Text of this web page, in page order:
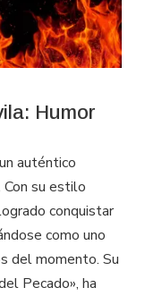
Humor
auténtico
Con su estilo
conquistar
como uno
del momento. Su
Pecado», ha